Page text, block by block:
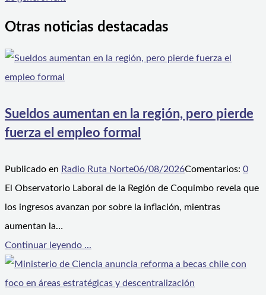
Otras noticias destacadas
Sueldos aumentan en la región, pero pierde
fuerza el empleo formal
Publicado en Radio Ruta Norte06/08/2026Comentarios: 0
El Observatorio Laboral de la Región de Coquimbo revela que
los ingresos avanzan por sobre la inflación, mientras
aumentan la…
Continuar leyendo ...